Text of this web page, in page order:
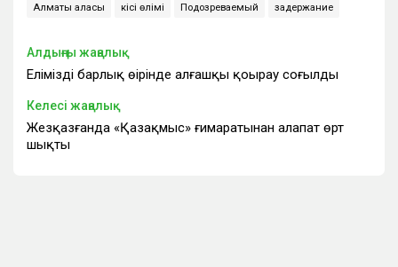
Алматы қаласы кісі өлімі Подозреваемый задержание
Алдыңғы жаңалық
Еліміздің барлық өңірінде алғашқы қоңырау соғылды
Келесі жаңалық
Жезқазғанда «Қазақмыс» ғимаратынан алапат өрт
шықты